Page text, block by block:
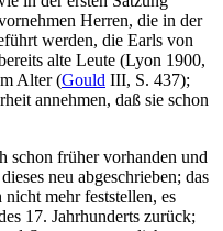
Herren, die in der
werden, die Earls von
alte Leute (Lyon 1900,
Alter (Gould III, S. 437);
annehmen, daß sie schon
schon früher vorhanden und
neu abgeschrieben; das
mehr feststellen, es
17. Jahrhunderts zurück;